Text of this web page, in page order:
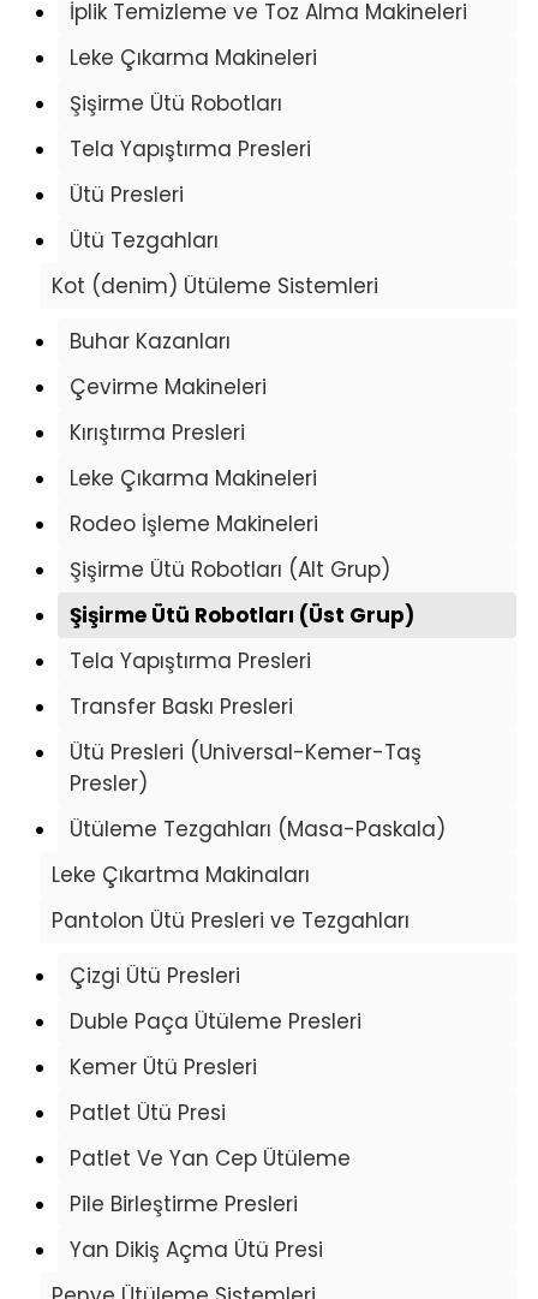
İplik Temizleme ve Toz Alma Makineleri
Leke Çıkarma Makineleri
Şişirme Ütü Robotları
Tela Yapıştırma Presleri
Ütü Presleri
Ütü Tezgahları
Kot (denim) Ütüleme Sistemleri
Buhar Kazanları
Çevirme Makineleri
Kırıştırma Presleri
Leke Çıkarma Makineleri
Rodeo İşleme Makineleri
Şişirme Ütü Robotları (Alt Grup)
Şişirme Ütü Robotları (Üst Grup)
Tela Yapıştırma Presleri
Transfer Baskı Presleri
Ütü Presleri (Universal-Kemer-Taş
Presler)
Ütüleme Tezgahları (Masa-Paskala)
Leke Çıkartma Makinaları
Pantolon Ütü Presleri ve Tezgahları
Çizgi Ütü Presleri
Duble Paça Ütüleme Presleri
Kemer Ütü Presleri
Patlet Ütü Presi
Patlet Ve Yan Cep Ütüleme
Pile Birleştirme Presleri
Yan Dikiş Açma Ütü Presi